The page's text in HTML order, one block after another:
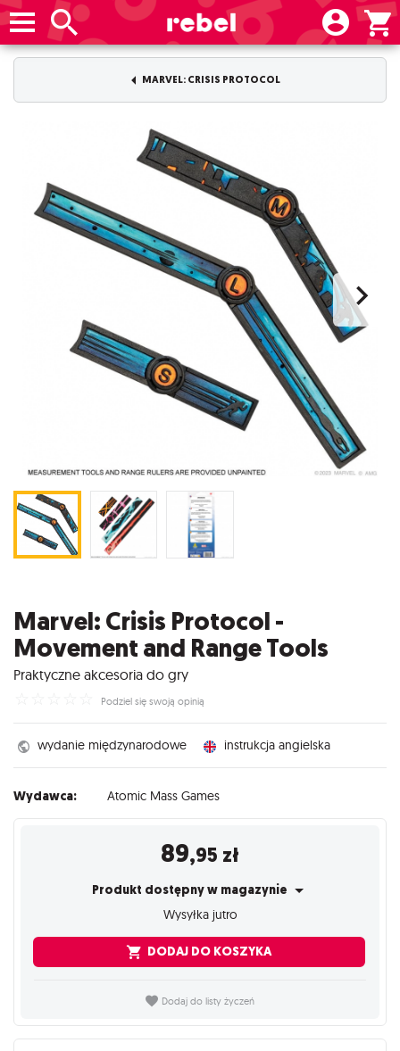
MARVEL: CRISIS PROTOCOL
Marvel: Crisis Protocol -
Movement and Range Tools
Praktyczne akcesoria do gry
Podziel się swoją opinią
wydanie międzynarodowe instrukcja angielska
Wydawca: Atomic Mass Games
89,95 zł
Produkt dostępny w magazynie
Wysyłka jutro
DODAJ DO KOSZYKA
Dodaj do listy życzeń